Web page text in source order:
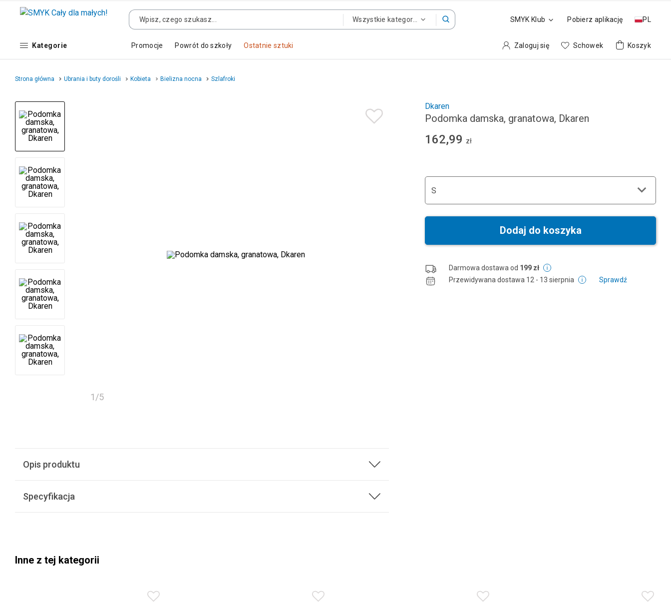
SMYK Klub Pobierz aplikację PL
Kategorie Promocje Powrót do szkoły Ostatnie sztuki Zaloguj się Schowek Koszyk
Strona główna Ubrania i buty dorośli Kobieta Bielizna nocna Szlafroki
1/5
Opis produktu
Specyfikacja
Dkaren
Podomka damska, granatowa, Dkaren
162,99 zł
S
Dodaj do koszyka
Darmowa dostawa od 199 zł
Przewidywana dostawa 12 - 13 sierpnia Sprawdź
Inne z tej kategorii